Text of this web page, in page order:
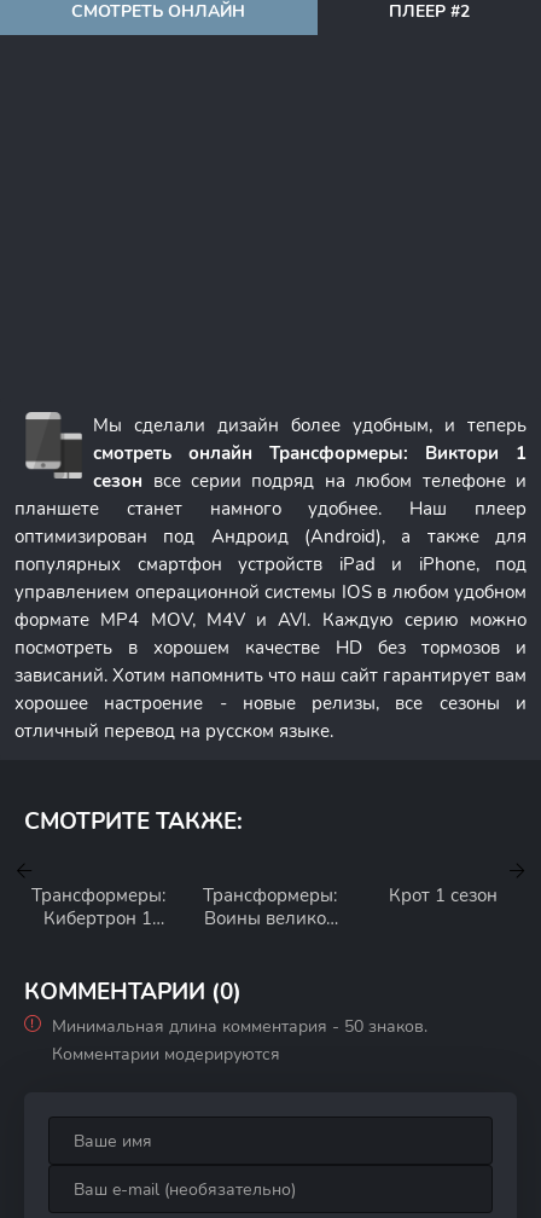
СМОТРЕТЬ ОНЛАЙН ПЛЕЕР #2
Мы сделали дизайн более удобным, и теперь
смотреть онлайн Трансформеры: Виктори 1
сезон все серии подряд на любом телефоне и
планшете станет намного удобнее. Наш плеер
оптимизирован под Андроид (Android), а также для
популярных смартфон устройств iPad и iPhone, под
управлением операционной системы IOS в любом удобном
формате MP4 MOV, M4V и AVI. Каждую серию можно
посмотреть в хорошем качестве HD без тормозов и
зависаний. Хотим напомнить что наш сайт гарантирует вам
хорошее настроение - новые релизы, все сезоны и
отличный перевод на русском языке.
СМОТРИТЕ ТАКЖЕ:
Трансформеры:
Кибертрон 1
Трансформеры:
Воины великой
Крот 1 сезон
КОММЕНТАРИИ (0)
Минимальная длина комментария - 50 знаков.
Комментарии модерируются